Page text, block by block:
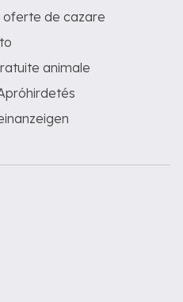
oferte de cazare
animale